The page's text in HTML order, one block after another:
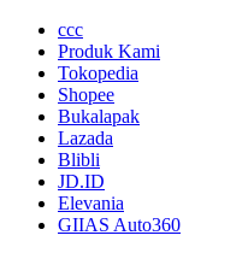
ccc
Produk Kami
Tokopedia
Shopee
Bukalapak
Lazada
Blibli
JD.ID
Elevania
GIIAS Auto360